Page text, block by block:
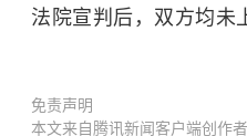
法院宣判后，双方均未
免责声明
本文来自腾讯新闻客户端创作